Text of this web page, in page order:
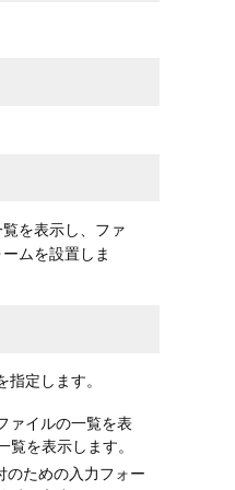
を表示し、ファ
ムを設置しま
定します。
ァイルの一覧を表
覧を表示します。
のための入力フォー